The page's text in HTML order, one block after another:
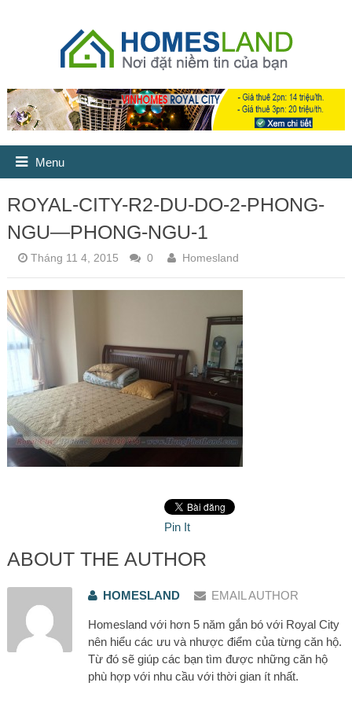
Menu
ROYAL-CITY-R2-DU-DO-2-PHONG-
NGU—PHONG-NGU-1
Tháng 11 4, 2015 0 Homesland
Pin It
ABOUT THE AUTHOR
HOMESLAND EMAIL AUTHOR
Homesland với hơn 5 năm gắn bó với Royal City
nên hiểu các ưu và nhược điểm của từng căn hộ.
Từ đó sẽ giúp các bạn tìm được những căn hộ
phù hợp với nhu cầu với thời gian ít nhất.